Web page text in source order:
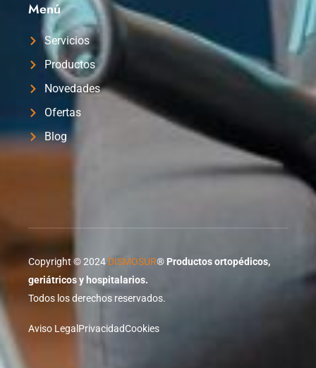
Menú
Servicios
Productos
Novedades
Ofertas
Blog
Copyright © 2024 DISMOSUR® Productos ortopédicos,
geriátricos y hospitalarios.
Todos los derechos reservados.
Aviso Legal PrivacidadCookies